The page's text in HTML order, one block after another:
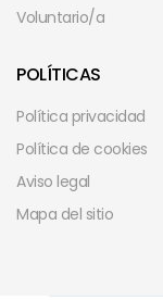
Voluntario/a
POLÍTICAS
Política privacidad
Política de cookies
Aviso legal
Mapa del sitio